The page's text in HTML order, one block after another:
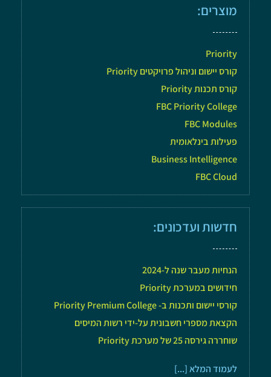
מוצרים:
Priority
קורס יישום וניהול פרויקטים Priority
קורס תכנות Priority
FBC Priority College
FBC Modules
פעילות בינלאומית
Business Intelligence
FBC Cloud
חדשות ועדכונים:
הנחיות מעבר שנה ל-2024
חידושים במערכת Priority
קורסי יישום ותכנות ב- Priority Premium College
הקצאת מספרי חשבונית על-ידי רשות המיסים
שוחררה גירסה 25 של מערכת Priority
לעמוד המלא [...]